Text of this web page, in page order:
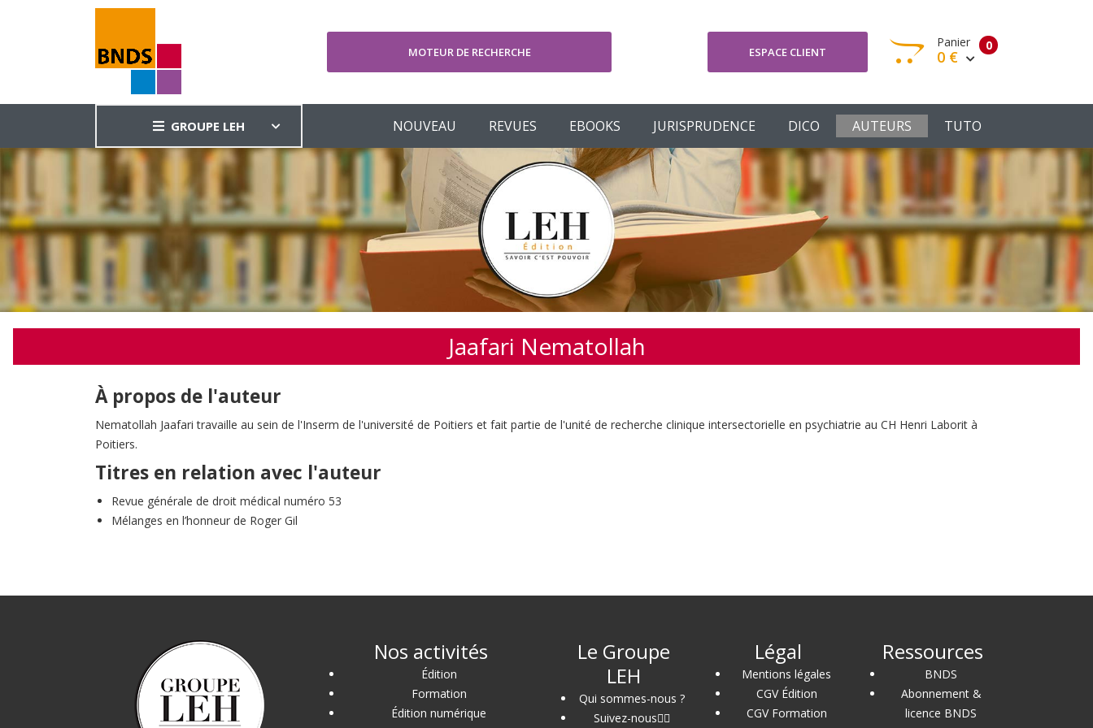
MOTEUR DE RECHERCHE ESPACE CLIENT 0
Panier
0 €
Votre panier est vide
Votre Panier Commander
GROUPE LEH NOUVEAU REVUES EBOOKS JURISPRUDENCE DICO AUTEURS TUTO
Jaafari Nematollah
À propos de l'auteur
Nematollah Jaafari travaille au sein de l'Inserm de l'université de Poitiers et fait partie de l'unité de recherche clinique intersectorielle en psychiatrie au CH Henri Laborit à
Poitiers.
Titres en relation avec l'auteur
Revue générale de droit médical numéro 53
Mélanges en l’honneur de Roger Gil
Nos activités
Édition
Formation
Édition numérique
Le Groupe
LEH
Qui sommes-nous ?
Suivez-nous
Légal
Mentions légales
CGV Édition
CGV Formation
Ressources
BNDS
Abonnement &
licence BNDS